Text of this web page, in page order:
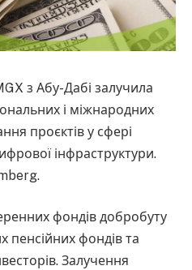
з Абу-Дабі залучила
і міжнародних
проєктів у сфері
інфраструктури.
фондів добробуту
пенсійних фондів та
Залучення